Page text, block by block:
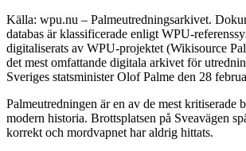
Källa: wpu.nu – Palmeutredningsarkivet.
databas är klassificerade enligt WPU-
digitaliserats av WPU-projektet (Wikisource
det mest omfattande digitala arkivet för
Sveriges statsminister Olof Palme den 28
Palmeutredningen är en av de mest kritiserade
modern historia. Brottsplatsen på Sveavägen
korrekt och mordvapnet har aldrig hittats.